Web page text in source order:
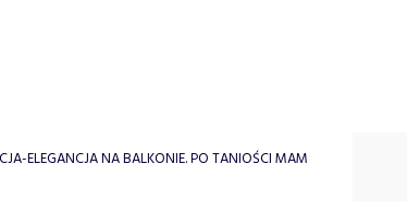
ELEGANCJA NA BALKONIE. PO TANIOŚCI MAM